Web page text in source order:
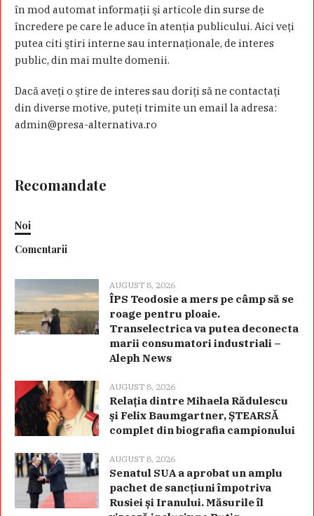
în mod automat informaţii şi articole din surse de
încredere pe care le aduce în atenţia publicului. Aici veţi
putea citi ştiri interne sau internaţionale, de interes
public, din mai multe domenii.
Dacă aveţi o ştire de interes sau doriţi să ne contactaţi
din diverse motive, puteţi trimite un email la adresa:
admin@presa-alternativa.ro
Recomandate
Noi
Comentarii
AUGUST 8, 2026
ÎPS Teodosie a mers pe câmp să se
roage pentru ploaie.
Transelectrica va putea deconecta
marii consumatori industriali –
Aleph News
AUGUST 8, 2026
Relația dintre Mihaela Rădulescu
și Felix Baumgartner, ȘTEARSĂ
complet din biografia campionului
AUGUST 8, 2026
Senatul SUA a aprobat un amplu
pachet de sancțiuni împotriva
Rusiei și Iranului. Măsurile îl